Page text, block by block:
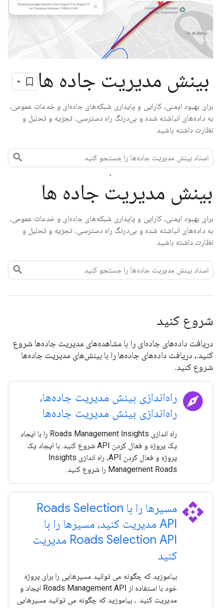
بینش مدیریت جاده ها
برای بهبود ایمنی، کارایی و پایداری شبکه‌های جاده‌ای و خدمات عمومی،
به داده‌های انباشته شده و بی‌درنگ راه دسترسی، تجزیه و تحلیل و
نظارت داشته باشید.
،
بینش مدیریت جاده ها
برای بهبود ایمنی، کارایی و پایداری شبکه‌های جاده‌ای و خدمات عمومی،
به داده‌های انباشته شده و بی‌درنگ راه دسترسی، تجزیه و تحلیل و
نظارت داشته باشید.
شروع کنید
دریافت داده‌های جاده‌ای را با مشاهده‌های مدیریت جاده‌ها شروع
کنید.، دریافت داده‌های جاده‌ها را با بینش‌های مدیریت جاده‌ها
شروع کنید.
explore راه‌اندازی بینش مدیریت جاده‌ها،
راه‌اندازی بینش مدیریت جاده‌ها
راه اندازی Roads Management Insights را با ایجاد
یک پروژه و فعال کردن API شروع کنید. با ایجاد یک
پروژه و فعال کردن API، راه اندازی Insights
Management Roads را شروع کنید.
api
مسیرها را با Roads Selection
API مدیریت کنید، مسیرها را با
Roads Selection API مدیریت
کنید
بیاموزید که چگونه می توانید مسیرهایی را برای پروژه
خود با استفاده از Roads Management API ایجاد و
مدیریت کنید. ، بیاموزید که چگونه می توانید مسیرهایی